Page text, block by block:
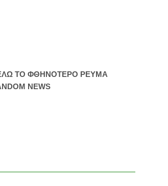
ΤΟ ΦΘΗΝΟΤΕΡΟ ΡΕΥΜΑ
NEWS